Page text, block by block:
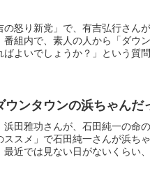
怒り新党」で、有吉弘行さん
組内で、素人の人から「ダウ
よいでしょうか？」という質
ンタウンの浜ちゃんだ
田雅功さんが、石田純一の命
スメ」で石田純一さんが浜ち
近では見ない日がないくらい、